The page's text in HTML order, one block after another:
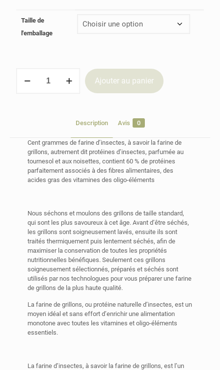
Taille de
l'emballage
d’insectes
Ajouter au panier
Description Avis 0
Cent grammes de farine d’insectes, à savoir la farine de
grillons, autrement dit protéines d’insectes, parfumée au
tournesol et aux noisettes, contient 60 % de protéines
parfaitement associés à des fibres alimentaires, des
acides gras des vitamines des oligo-éléments
Nous séchons et moulons des grillons de taille standard,
qui sont les plus savoureux à cet âge. Avant d’être séchés,
les grillons sont soigneusement lavés, ensuite ils sont
traités thermiquement puis lentement séchés, afin de
maximiser la conservation de toutes les propriétés
nutritionnelles bénéfiques. Seulement ces grillons
soigneusement sélectionnés, préparés et séchés sont
utilisés par nos technologues pour vous préparer une farine
de grillons de la plus haute qualité.
La farine de grillons, ou protéine naturelle d’insectes, est un
moyen idéal et sans effort d’enrichir une alimentation
monotone avec toutes les vitamines et oligo-éléments
essentiels.
La farine d’insectes, à savoir la farine de grillons, est l’un